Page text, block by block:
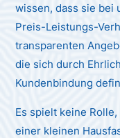
wissen, dass sie bei
Preis-Leistungs-
transparenten
die sich durch
Kundenbindung
Es spielt keine
einer kleinen